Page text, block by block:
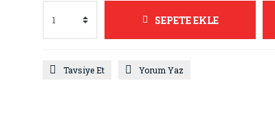
SEPETE EKLE
Tavsiye Et Yorum Yaz